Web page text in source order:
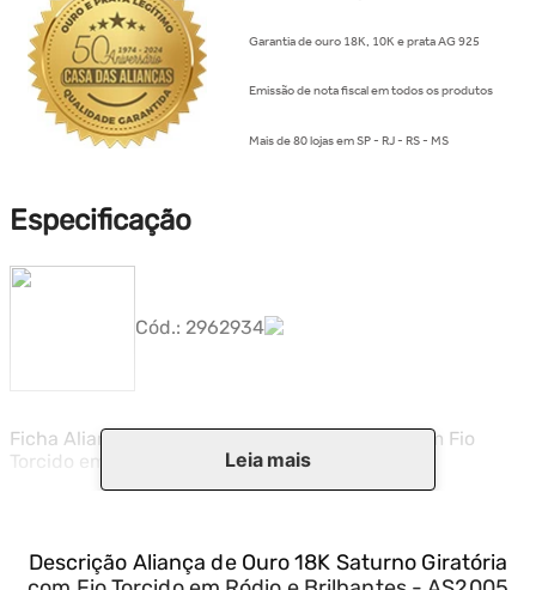
Garantia de ouro 18K, 10K e prata AG 925
Emissão de nota fiscal em todos os produtos
Mais de 80 lojas em SP - RJ - RS - MS
Especificação
Cód.: 2962934
Ficha Aliança de Ouro 18K Saturno Giratória com Fio
Torcido em Ródio e Brilhantes - AS2005
Leia mais
Descrição Aliança de Ouro 18K Saturno Giratória